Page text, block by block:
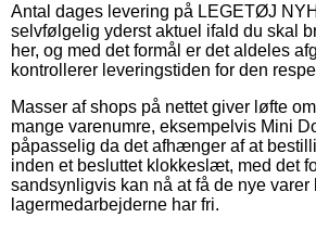
Antal dages levering på LEGETØJ
selvfølgelig yderst aktuel ifald du skal
her, og med det formål er det aldeles
kontrollerer leveringstiden for den
Masser af shops på nettet giver løfte
mange varenumre, eksempelvis Mini
påpasselig da det afhænger af at
inden et besluttet klokkeslæt, med det
sandsynligvis kan nå at få de nye varer
lagermedarbejderne har fri.